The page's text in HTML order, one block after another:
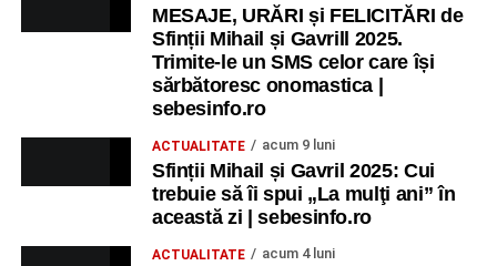
MESAJE, URĂRI și FELICITĂRI de
Sfinții Mihail și Gavrill 2025.
Trimite-le un SMS celor care își
sărbătoresc onomastica |
sebesinfo.ro
ACTUALITATE acum 9 luni
Sfinții Mihail și Gavril 2025: Cui
trebuie să îi spui „La mulţi ani” în
această zi | sebesinfo.ro
ACTUALITATE acum 4 luni